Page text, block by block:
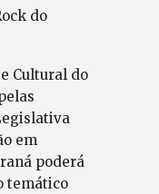
do
Cultural do
em
poderá
temático